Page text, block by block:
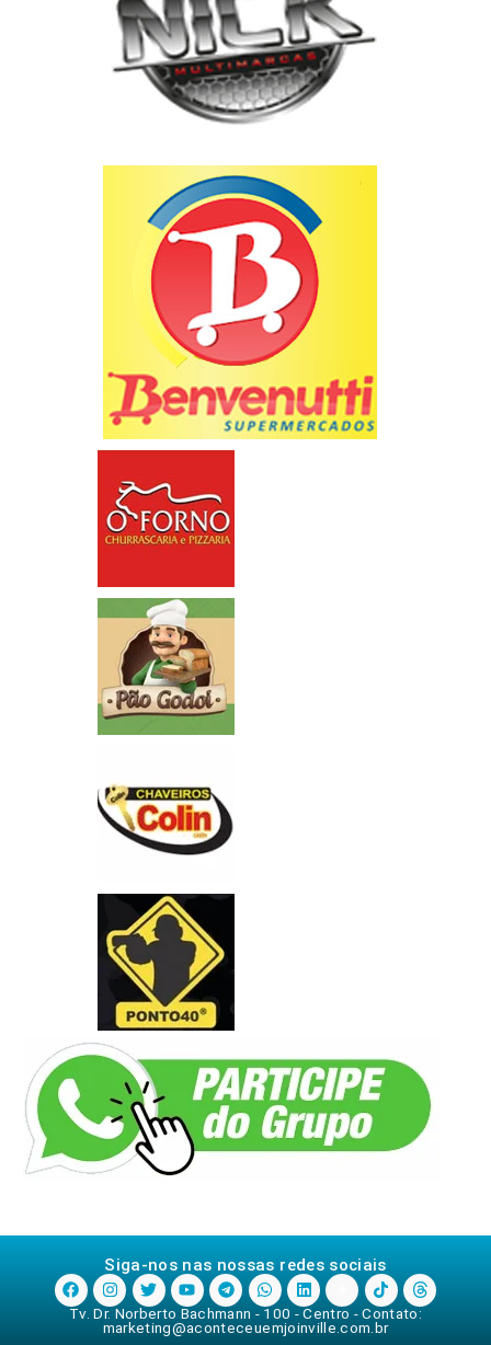
Siga-nos nas nossas redes sociais
Tv. Dr. Norberto Bachmann - 100 - Centro - Contato:
marketing@aconteceuemjoinville.com.br